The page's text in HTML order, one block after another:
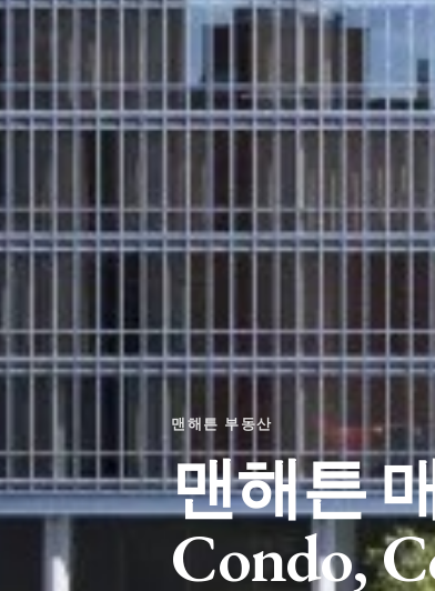
맨해튼 부동산
맨해튼
Condo,